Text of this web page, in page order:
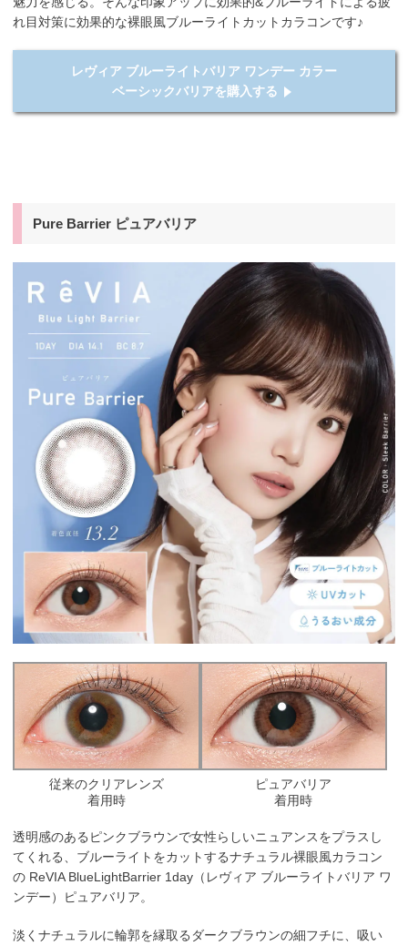
れ目対策に効果的な裸眼風ブルーライトカットカラコンです♪
レヴィア ブルーライトバリア ワンデー カラー
ベーシックバリアを購入する
Pure Barrier ピュアバリア
従来のクリアレンズ
着用時
ピュアバリア
着用時
透明感のあるピンクブラウンで女性らしいニュアンスをプラスし
てくれる、ブルーライトをカットするナチュラル裸眼風カラコン
の ReVIA BlueLightBarrier 1day（レヴィア ブルーライトバリア ワ
ンデー）ピュアバリア。
淡くナチュラルに輪郭を縁取るダークブラウンの細フチに、吸い